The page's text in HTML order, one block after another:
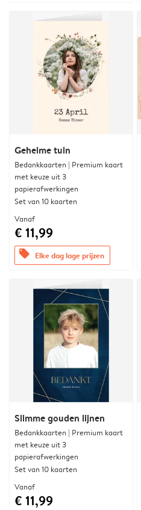
Geheime tuin
Bedankkaarten | Premium kaart
met keuze uit 3
papierafwerkingen
Set van 10 kaarten
Vanaf
€ 11,99
offers Elke dag lage prijzen
Slimme gouden lijnen
Bedankkaarten | Premium kaart
met keuze uit 3
papierafwerkingen
Set van 10 kaarten
Vanaf
€ 11,99